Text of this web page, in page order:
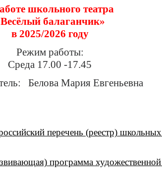
школьного театра
балаганчик»
в 2025/2026 году
Режим работы:
Среда 17.00 -17.45
Белова Мария Евгеньевна
перечень (реестр) школьных
программа